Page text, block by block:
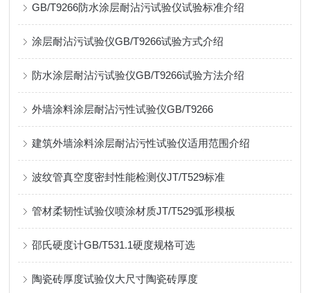
GB/T9266防水涂层耐沾污试验仪试验标准介绍
涂层耐沾污试验仪GB/T9266试验方式介绍
防水涂层耐沾污试验仪GB/T9266试验方法介绍
外墙涂料涂层耐沾污性试验仪GB/T9266
建筑外墙涂料涂层耐沾污性试验仪适用范围介绍
波纹管真空度密封性能检测仪JT/T529标准
管材柔韧性试验仪喷涂材质JT/T529弧形模板
邵氏硬度计GB/T531.1硬度规格可选
陶瓷砖厚度试验仪大尺寸陶瓷砖厚度